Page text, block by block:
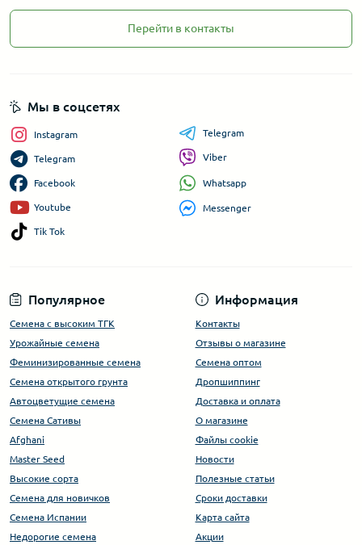
Перейти в контакты
Популярное
Семена с высоким ТГК
Урожайные семена
Феминизированные семена
Семена открытого грунта
Автоцветущие семена
Семена Сативы
Afghani
Master Seed
Высокие сорта
Cемена для новичков
Семена Испании
Недорогие семена
Информация
Контакты
Отзывы о магазине
Семена оптом
Дропшиппинг
Доставка и оплата
О магазине
Файлы cookie
Новости
Полезные статьи
Сроки доставки
Карта сайта
Акции
Мы в соцсетях
Instagram
Telegram
Facebook
Youtube
Tik Tok
Telegram
Viber
Whatsapp
Messenger